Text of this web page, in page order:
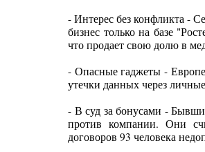
- Интерес без конфликта -
бизнес только на базе
что продает свою долю в
- Опасные гаджеты -
утечки данных через
- В суд за бонусами -
против компании. Они
договоров 93 человека